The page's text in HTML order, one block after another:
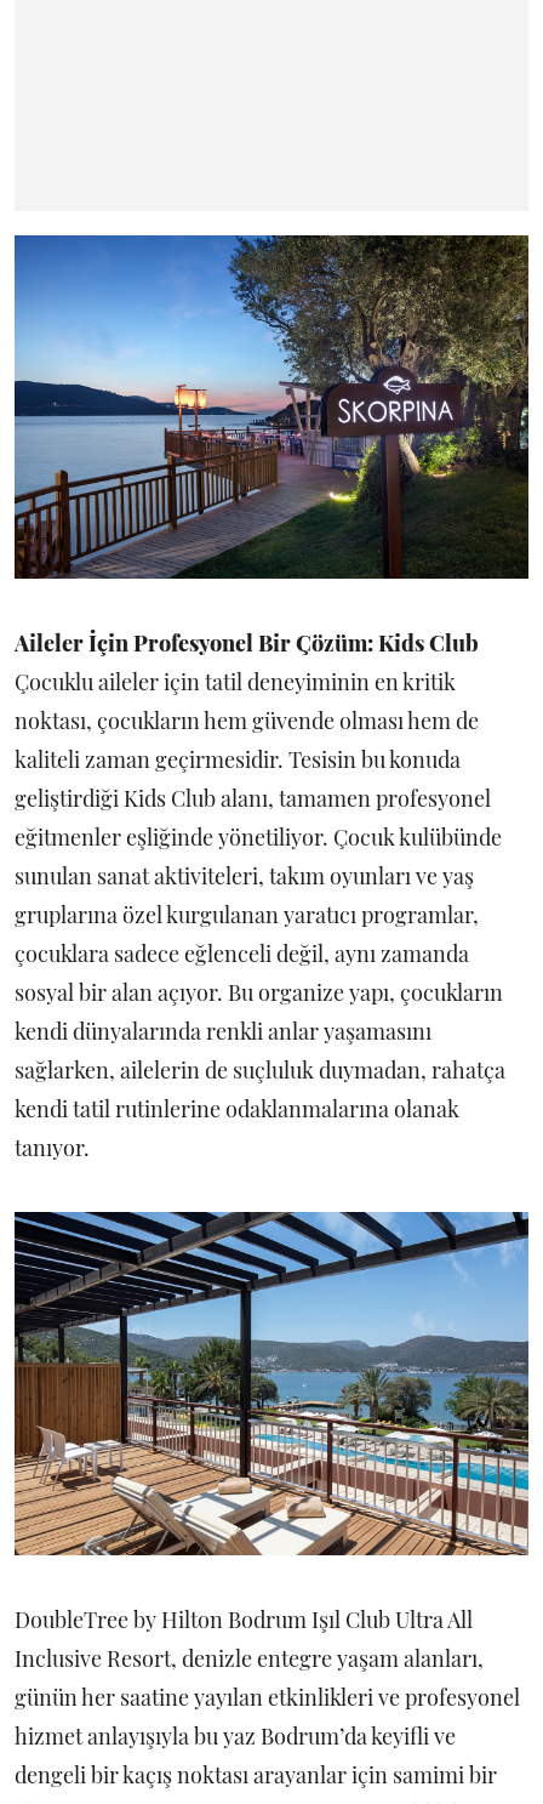
Aileler İçin Profesyonel Bir Çözüm: Kids Club
Çocuklu aileler için tatil deneyiminin en kritik
noktası, çocukların hem güvende olması hem de
kaliteli zaman geçirmesidir. Tesisin bu konuda
geliştirdiği Kids Club alanı, tamamen profesyonel
eğitmenler eşliğinde yönetiliyor. Çocuk kulübünde
sunulan sanat aktiviteleri, takım oyunları ve yaş
gruplarına özel kurgulanan yaratıcı programlar,
çocuklara sadece eğlenceli değil, aynı zamanda
sosyal bir alan açıyor. Bu organize yapı, çocukların
kendi dünyalarında renkli anlar yaşamasını
sağlarken, ailelerin de suçluluk duymadan, rahatça
kendi tatil rutinlerine odaklanmalarına olanak
tanıyor.
DoubleTree by Hilton Bodrum Işıl Club Ultra All
Inclusive Resort, denizle entegre yaşam alanları,
günün her saatine yayılan etkinlikleri ve profesyonel
hizmet anlayışıyla bu yaz Bodrum’da keyifli ve
dengeli bir kaçış noktası arayanlar için samimi bir